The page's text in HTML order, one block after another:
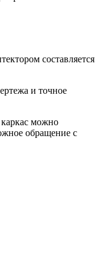
составляется
и точное
каркас можно
обращение с